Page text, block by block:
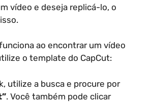
vídeo e deseja replicá-lo, o
ao encontrar um vídeo
o template do CapCut:
utilize a busca e procure por
. Você também pode clicar